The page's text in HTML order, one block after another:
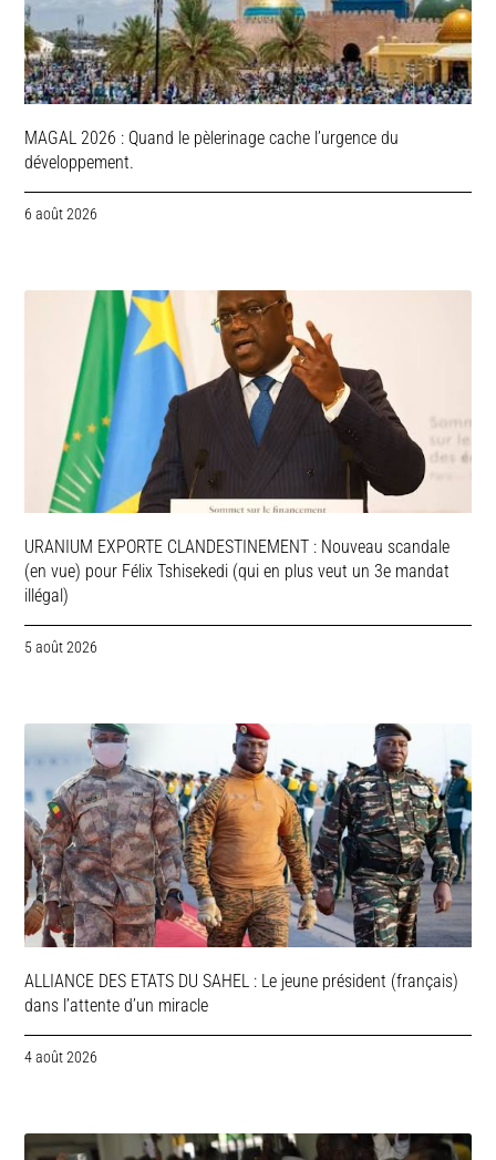
MAGAL 2026 : Quand le pèlerinage cache l’urgence du
développement.
6 août 2026
URANIUM EXPORTE CLANDESTINEMENT : Nouveau scandale
(en vue) pour Félix Tshisekedi (qui en plus veut un 3e mandat
illégal)
5 août 2026
ALLIANCE DES ETATS DU SAHEL : Le jeune président (français)
dans l’attente d’un miracle
4 août 2026